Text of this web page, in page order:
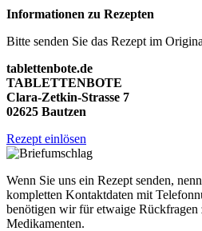
Informationen zu Rezepten
Bitte senden Sie das Rezept im
tablettenbote.de
TABLETTENBOTE
Clara-Zetkin-Strasse 7
02625 Bautzen
Rezept einlösen
Wenn Sie uns ein Rezept senden,
kompletten Kontaktdaten mit
benötigen wir für etwaige
Medikamenten.